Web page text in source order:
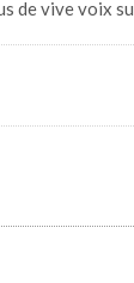
de vive voix